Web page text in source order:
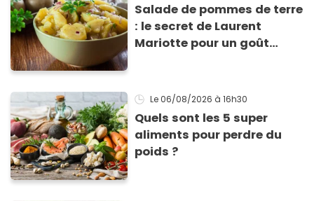
Salade de pommes de terre
: le secret de Laurent
Mariotte pour un goût
Le 06/08/2026 à 16h30
Quels sont les 5 super
aliments pour perdre du
poids ?